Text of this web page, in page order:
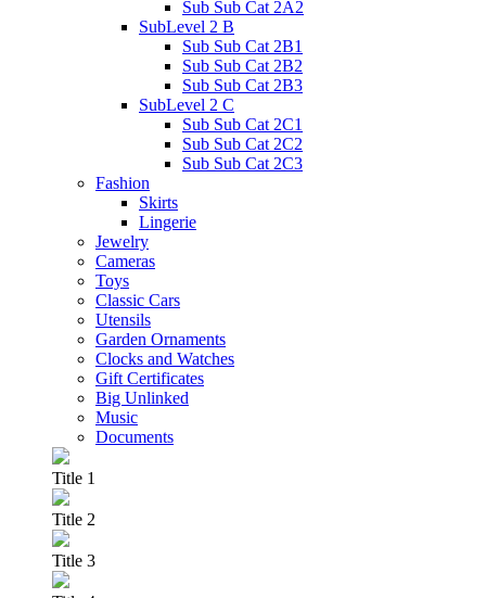
Sub Sub Cat 2A2
SubLevel 2 B
Sub Sub Cat 2B1
Sub Sub Cat 2B2
Sub Sub Cat 2B3
SubLevel 2 C
Sub Sub Cat 2C1
Sub Sub Cat 2C2
Sub Sub Cat 2C3
Fashion
Skirts
Lingerie
Jewelry
Cameras
Toys
Classic Cars
Utensils
Garden Ornaments
Clocks and Watches
Gift Certificates
Big Unlinked
Music
Documents
Title 1
Title 2
Title 3